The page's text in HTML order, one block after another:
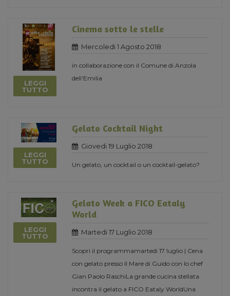
LEGGI
TUTTO
Cinema sotto le stelle
Mercoledi 1 Agosto 2018
in collaborazione con il Comune di Anzola
dell'Emilia
LEGGI
TUTTO
Gelato Cocktail Night
Giovedi 19 Luglio 2018
Un gelato, un cocktail o un cocktail-gelato?
LEGGI
TUTTO
Gelato Week a FICO Eataly
World
Martedi 17 Luglio 2018
Scopri il programmamartedi 17 luglio | Cena
con gelato presso Il Mare di Guido con lo chef
Gian Paolo RaschiLa grande cucina stellata
incontra il gelato a FICO Eataly WorldUna